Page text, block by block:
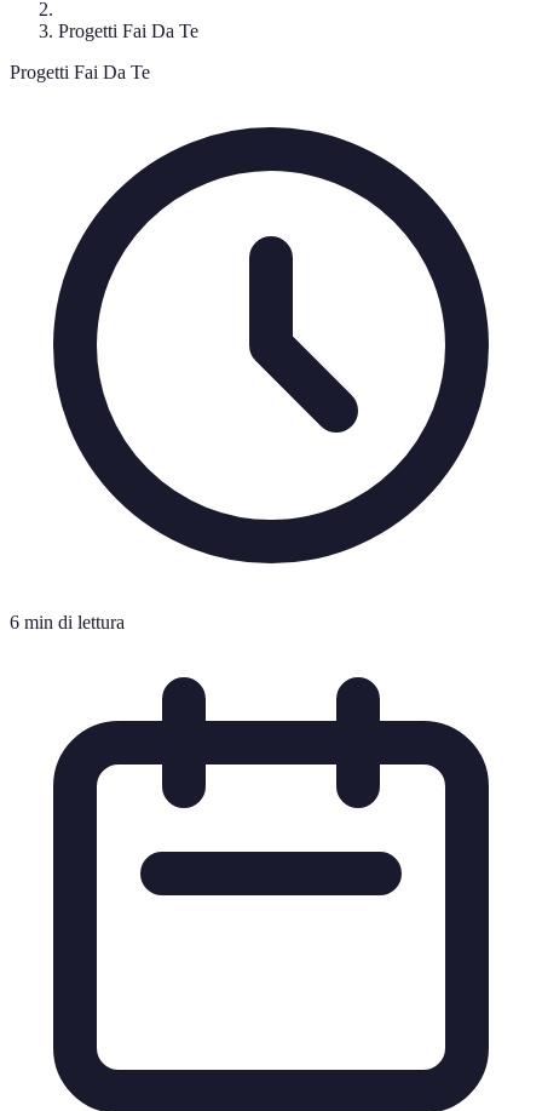
Progetti Fai Da Te
Progetti Fai Da Te
6 min di lettura